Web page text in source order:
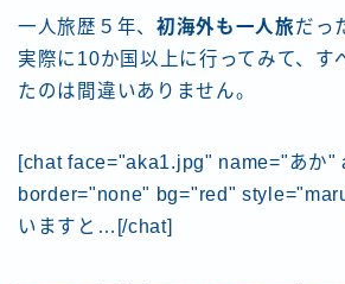
一人旅歴５年、 初海外も一人旅だっ
実際に10か国以上に行ってみて、す
たのは間違いありません。
[chat face="aka1.jpg" name="あか"
border="none" bg="red"
いますと…[/chat]